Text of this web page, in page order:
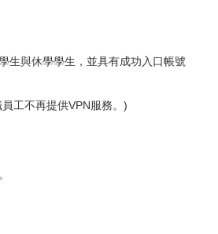
生與休學學生，並具有成功入口帳號
工不再提供VPN服務。)